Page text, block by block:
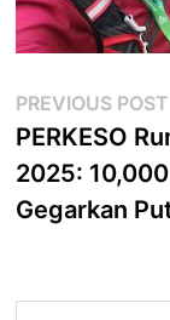
Post
navigation
PREVIOUS POST
PERKESO
2025:
Gegarkan